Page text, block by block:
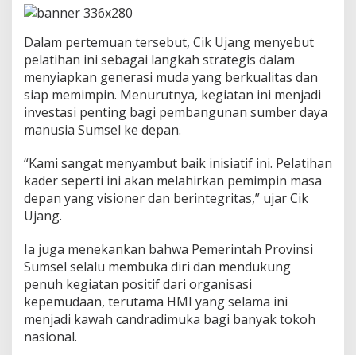
m
p
i
n
B
e
r
i
t
e
g
r
a
s
Dalam pertemuan tersebut, Cik Ujang menyebut
pelatihan ini sebagai langkah strategis dalam
menyiapkan generasi muda yang berkualitas dan
siap memimpin. Menurutnya, kegiatan ini menjadi
investasi penting bagi pembangunan sumber daya
manusia Sumsel ke depan.
“Kami sangat menyambut baik inisiatif ini. Pelatihan
kader seperti ini akan melahirkan pemimpin masa
depan yang visioner dan berintegritas,” ujar Cik
Ujang.
Ia juga menekankan bahwa Pemerintah Provinsi
Sumsel selalu membuka diri dan mendukung
penuh kegiatan positif dari organisasi
kepemudaan, terutama HMI yang selama ini
menjadi kawah candradimuka bagi banyak tokoh
nasional.